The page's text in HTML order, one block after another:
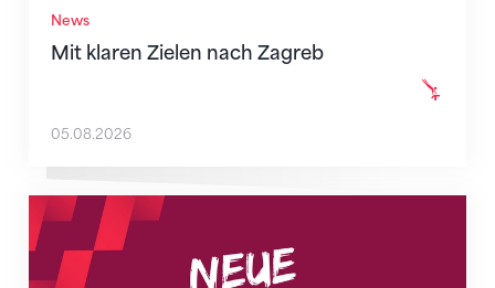
News
Mit klaren Zielen nach Zagreb
05.08.2026
Neue Empfangszeiten ab 1. August 2026